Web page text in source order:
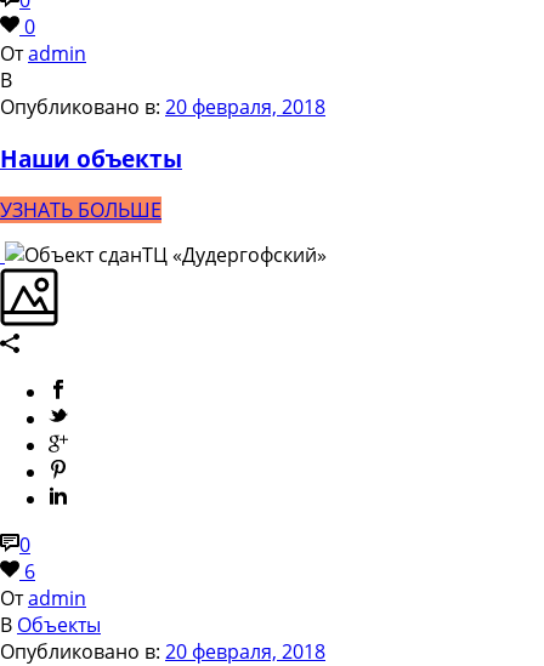
0
Отadmin
В
Опубликовано в: 20 февраля, 2018
Наши объекты
УЗНАТЬ БОЛЬШЕ
0
6
Отadmin
В Объекты
Опубликовано в: 20 февраля, 2018